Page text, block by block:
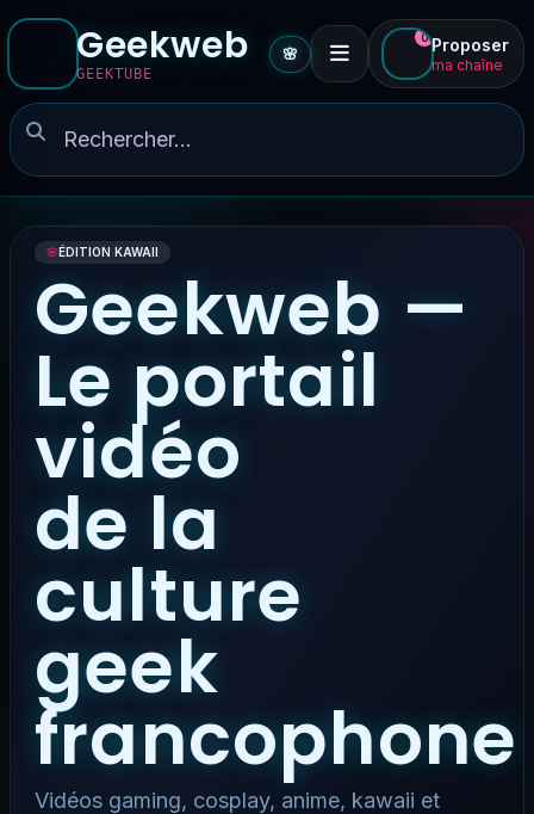
Geekweb
GEEKTUBE
🌸
0 Proposer
ma chaîne
🌸ÉDITION KAWAII
Geekweb —
Le portail
vidéo
de la
culture
geek
francophone
Vidéos gaming, cosplay, anime, kawaii et